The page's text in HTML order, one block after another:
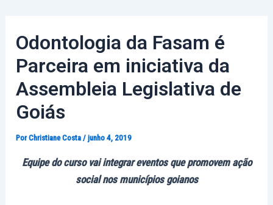
conteúdo
Odontologia da Fasam é
Parceira em iniciativa da
Assembleia Legislativa de
Goiás
PorChristiane Costa/junho 4, 2019
Equipe do curso vai integrar eventos que promovem ação
social nos municípios goianos